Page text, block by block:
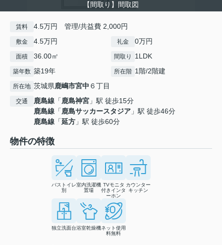
【間取り】間取図
賃料 4.5万円 管理/共益費 2,000円
敷金 4.5万円 礼金 0万円
面積 36.00㎡ 間取り 1LDK
築年数 築19年 所在階 1階/2階建
所在地 茨城県鹿嶋市宮中 ６丁目
交通 鹿島線 「鹿島神宮 」駅 徒歩15分
鹿島線 「鹿島サッカースタジア 」駅 徒歩46分
鹿島線 「延方 」駅 徒歩60分
物件の特徴
バストイレ
別
室内洗濯機
置場
TVモニタ
付きインタ
ーホン
カウンター
キッチン
独立洗面台浴室乾燥機ネット使用
料無料